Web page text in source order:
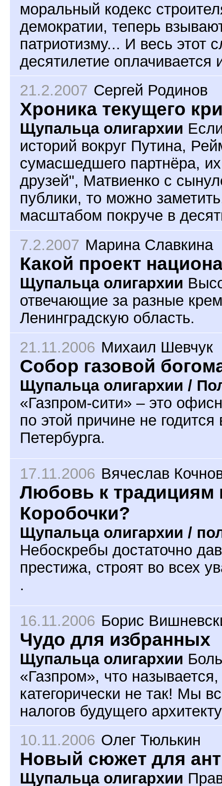
моральный кодекс
демократии, теперь
патриотизму... И весь этот
десятилетие
21.2.2007 Сергей Родинов
Хроника текущего
Щупальца олигархии
историй вокруг Путина,
сумасшедшего партнёра,
друзей", Матвиенко с
публики, то можно
масштабом покруче в
7.2.2007 Марина Славкина
Какой проект
Щупальца олигархии
отвечающие за разные
Ленинградскую область.
21.11.2006 Михаил Шевчук
Собор газовой
Щупальца олигархии /
«Газпром-сити» – это
по этой причине не
Петербурга.
17.11.2006 Вячеслав
Любовь к традициям
Коробочки?
Щупальца олигархии /
Небоскребы достаточно
престижа, строят во всех
.
16.11.2006 Борис
Чудо для избранных
Щупальца олигархии
«Газпром», что
категорически не так! Мы
налогов будущего
10.11.2006 Олег Тюлькин
Новый сюжет для
Щупальца олигархии